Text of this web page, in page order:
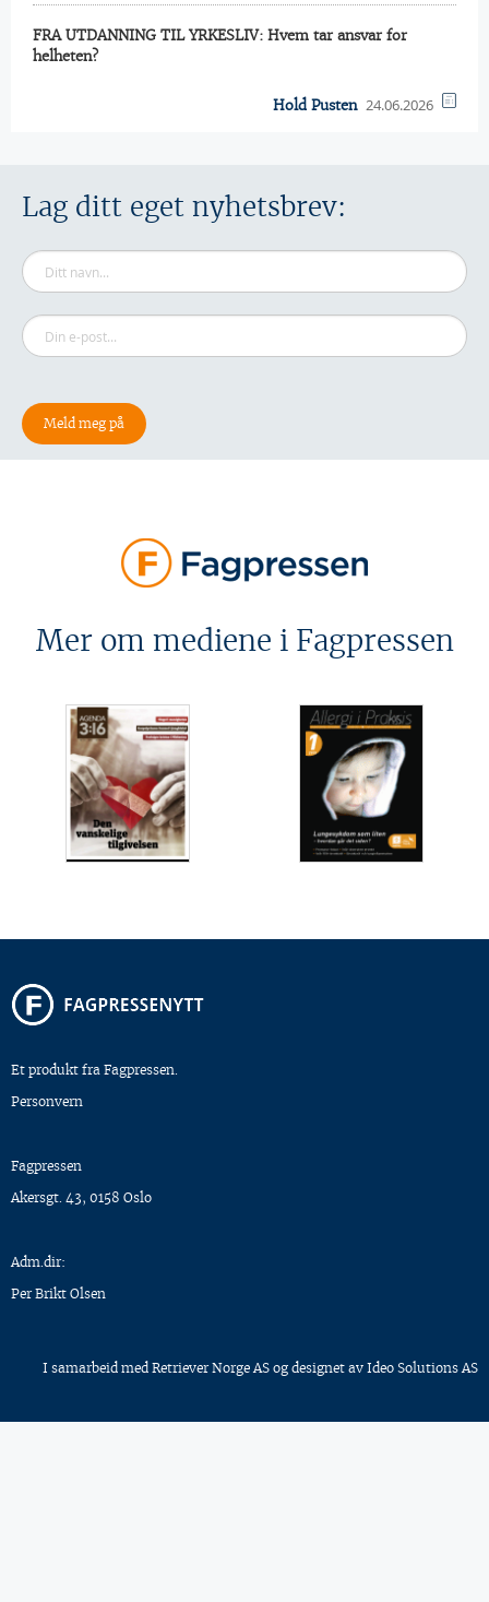
FRA UTDANNING TIL YRKESLIV: Hvem tar ansvar for
helheten?
Hold Pusten 24.06.2026
Lag ditt eget nyhetsbrev:
Mer om mediene i Fagpressen
Et produkt fra Fagpressen.
Personvern
Fagpressen
Akersgt. 43, 0158 Oslo
Adm.dir:
Per Brikt Olsen
I samarbeid med Retriever Norge AS og designet av Ideo Solutions AS